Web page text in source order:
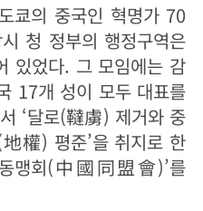
쿄의 중국인 혁명가 70
청 정부의 행정구역은
있었다. 그 모임에는 감
17개 성이 모두 대표를
‘달로(韃虜) 제거와 중
權) 평준’을 취지로 한
맹회(中國同盟會)’를